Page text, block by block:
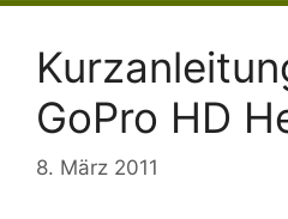
GoPro HD
8. März 2011